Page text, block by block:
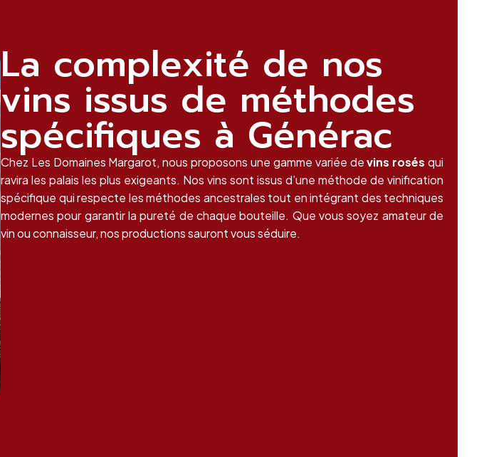
La complexité de nos
vins issus de méthodes
spécifiques à Générac
Chez Les Domaines Margarot, nous proposons une gamme variée devins rosés qui
ravira les palais les plus exigeants. Nos vins sont issus d’une méthode de vinification
spécifique qui respecte les méthodes ancestrales tout en intégrant des techniques
modernes pour garantir la pureté de chaque bouteille. Que vous soyez amateur de
vin ou connaisseur, nos productions sauront vous séduire.